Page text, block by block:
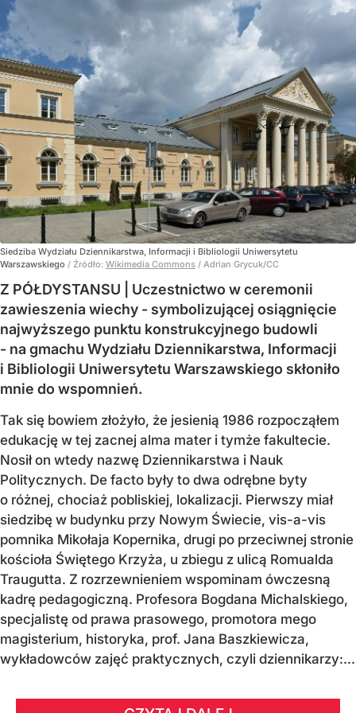
Siedziba Wydziału Dziennikarstwa, Informacji i Bibliologii Uniwersytetu
Warszawskiego / Źródło: Wikimedia Commons / Adrian Grycuk/CC
Z PÓŁDYSTANSU | Uczestnictwo w ceremonii
zawieszenia wiechy - symbolizującej osiągnięcie
najwyższego punktu konstrukcyjnego budowli
- na gmachu Wydziału Dziennikarstwa, Informacji
i Bibliologii Uniwersytetu Warszawskiego skłoniło
mnie do wspomnień.
Tak się bowiem złożyło, że jesienią 1986 rozpocząłem
edukację w tej zacnej alma mater i tymże fakultecie.
Nosił on wtedy nazwę Dziennikarstwa i Nauk
Politycznych. De facto były to dwa odrębne byty
o różnej, chociaż pobliskiej, lokalizacji. Pierwszy miał
siedzibę w budynku przy Nowym Świecie, vis-a-vis
pomnika Mikołaja Kopernika, drugi po przeciwnej stronie
kościoła Świętego Krzyża, u zbiegu z ulicą Romualda
Traugutta. Z rozrzewnieniem wspominam ówczesną
kadrę pedagogiczną. Profesora Bogdana Michalskiego,
specjalistę od prawa prasowego, promotora mego
magisterium, historyka, prof. Jana Baszkiewicza,
wykładowców zajęć praktycznych, czyli dziennikarzy:...